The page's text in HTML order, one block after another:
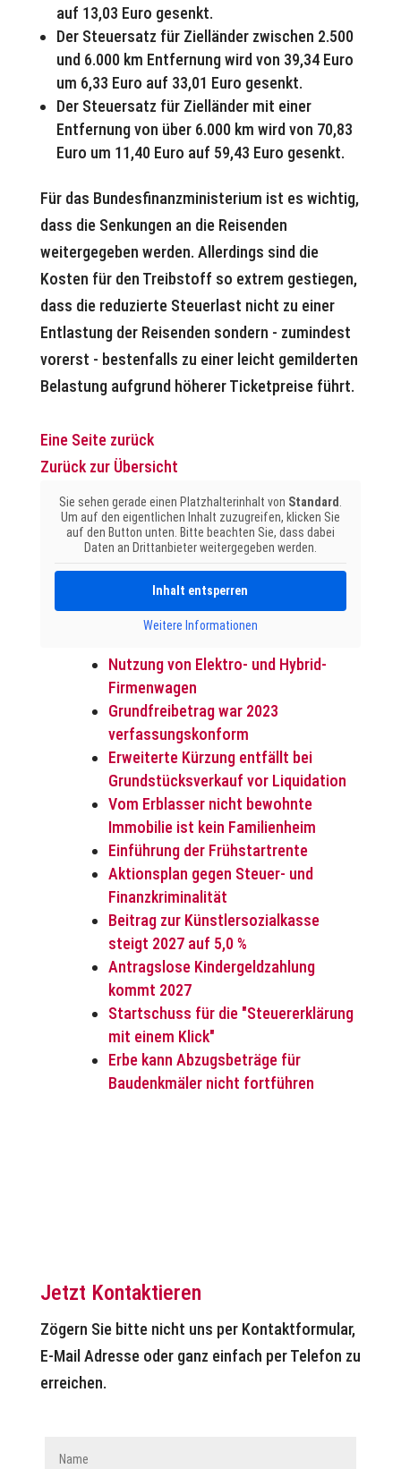
auf 13,03 Euro gesenkt.
Der Steuersatz für Zielländer zwischen 2.500
und 6.000 km Entfernung wird von 39,34 Euro
um 6,33 Euro auf 33,01 Euro gesenkt.
Der Steuersatz für Zielländer mit einer
Entfernung von über 6.000 km wird von 70,83
Euro um 11,40 Euro auf 59,43 Euro gesenkt.
Für das Bundesfinanzministerium ist es wichtig,
dass die Senkungen an die Reisenden
weitergegeben werden. Allerdings sind die
Kosten für den Treibstoff so extrem gestiegen,
dass die reduzierte Steuerlast nicht zu einer
Entlastung der Reisenden sondern - zumindest
vorerst - bestenfalls zu einer leicht gemilderten
Belastung aufgrund höherer Ticketpreise führt.
Eine Seite zurück
Zurück zur Übersicht
Sie sehen gerade einen Platzhalterinhalt von Standard
Um auf den eigentlichen Inhalt zuzugreifen, klicken Sie
auf den Button unten. Bitte beachten Sie, dass dabei
Daten an Drittanbieter weitergegeben werden.
Inhalt entsperren
Weitere Informationen
Nutzung von Elektro- und Hybrid-
Firmenwagen
Grundfreibetrag war 2023
verfassungskonform
Erweiterte Kürzung entfällt bei
Grundstücksverkauf vor Liquidation
Vom Erblasser nicht bewohnte
Immobilie ist kein Familienheim
Einführung der Frühstartrente
Aktionsplan gegen Steuer- und
Finanzkriminalität
Beitrag zur Künstlersozialkasse
steigt 2027 auf 5,0 %
Antragslose Kindergeldzahlung
kommt 2027
Startschuss für die "Steuererklärung
mit einem Klick"
Erbe kann Abzugsbeträge für
Baudenkmäler nicht fortführen
Jetzt Kontaktieren
Zögern Sie bitte nicht uns per Kontaktformular,
E-Mail Adresse oder ganz einfach per Telefon zu
erreichen.